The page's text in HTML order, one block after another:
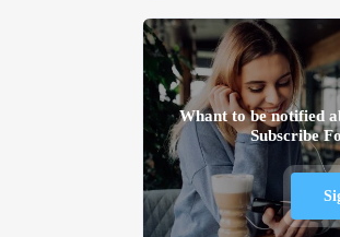
Whant to be notified
Subscribe